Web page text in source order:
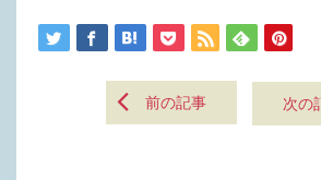
前の記事 次の